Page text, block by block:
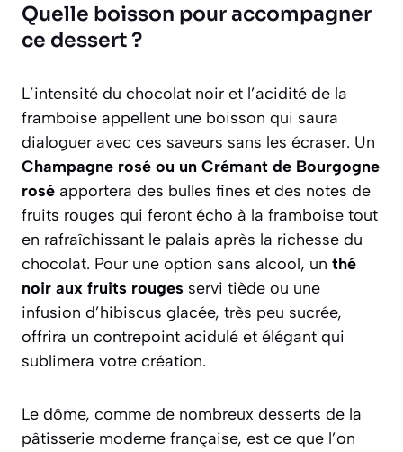
Quelle boisson pour accompagner
ce dessert ?
L’intensité du chocolat noir et l’acidité de la
framboise appellent une boisson qui saura
dialoguer avec ces saveurs sans les écraser. Un
Champagne rosé ou un Crémant de Bourgogne
rosé apportera des bulles fines et des notes de
fruits rouges qui feront écho à la framboise tout
en rafraîchissant le palais après la richesse du
chocolat. Pour une option sans alcool, un thé
noir aux fruits rouges servi tiède ou une
infusion d’hibiscus glacée, très peu sucrée,
offrira un contrepoint acidulé et élégant qui
sublimera votre création.
Le dôme, comme de nombreux desserts de la
pâtisserie moderne française, est ce que l’on